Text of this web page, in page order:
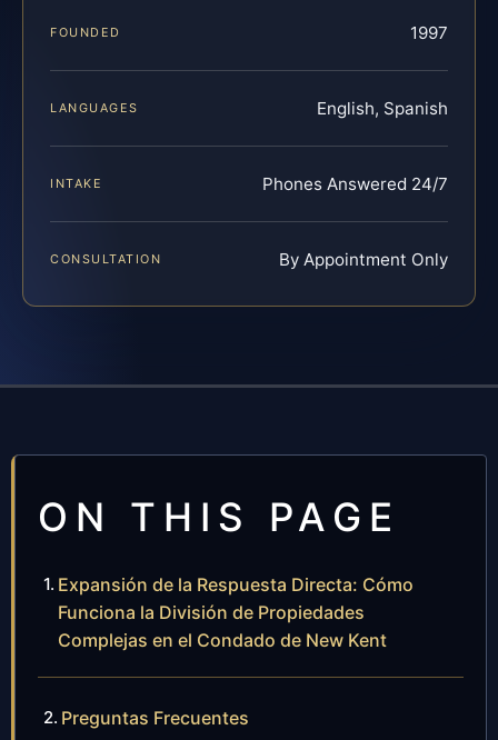
FOUNDED 1997
LANGUAGES English, Spanish
INTAKE Phones Answered 24/7
CONSULTATION By Appointment Only
ON THIS PAGE
Expansión de la Respuesta Directa: Cómo
Funciona la División de Propiedades
Complejas en el Condado de New Kent
Preguntas Frecuentes